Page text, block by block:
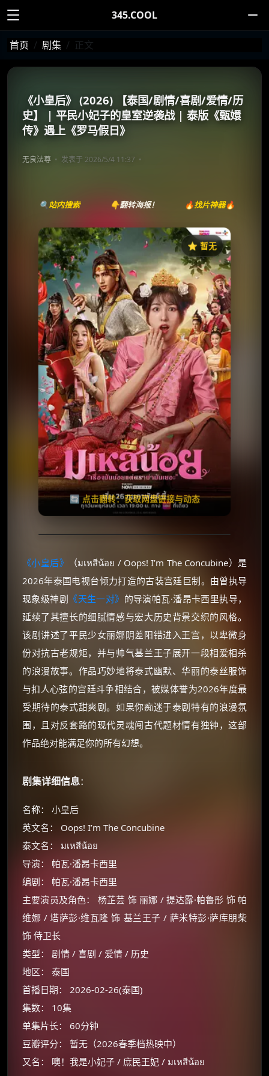
345.COOL
首页 剧集 正文
《小皇后》 (2026) 【泰国/剧情/喜剧/爱情/历
史】 | 平民小妃子的皇室逆袭战 | 泰版《甄嬛
传》遇上《罗马假日》
无良法尊 发表于 2026/5/4 11:37
🔍站内搜索 👇翻转海报！ 🔥找片神器🔥
⭐️ 暂无
🔄 点击翻转：获取网盘链接与动态
《มเหสีน้อย》
⭐
收藏
⭐️ 评分：暂无 | 🎬 2026年
✅ 已完结
夸克网盘
百度网盘
失效请反馈
🧧️
天天领红包
《小皇后》
（มเหสีน้อย / Oops! I’m The Concubine）是
2026年泰国电视台倾力打造的古装宫廷巨制。由曾执导
现象级神剧 《天生一对》 的导演帕瓦·潘昂卡西里执导，
延续了其擅长的细腻情感与宏大历史背景交织的风格。
该剧讲述了平民少女丽娜阴差阳错进入王宫，以卑微身
份对抗古老规矩，并与帅气基兰王子展开一段相爱相杀
的浪漫故事。作品巧妙地将泰式幽默、华丽的泰丝服饰
与扣人心弦的宫廷斗争相结合，被媒体誉为2026年度最
受期待的泰式甜爽剧。如果你痴迷于泰剧特有的浪漫氛
围，且对反套路的现代灵魂闯古代题材情有独钟，这部
作品绝对能满足你的所有幻想。
剧集详细信息：
名称： 小皇后
英文名： Oops! I’m The Concubine
泰文名： มเหสีน้อย
导演： 帕瓦·潘昂卡西里
编剧： 帕瓦·潘昂卡西里
主要演员及角色： 杨芷芸 饰 丽娜 / 提达露·帕鲁彤 饰 帕
维娜 / 塔萨彭·维瓦隆 饰 基兰王子 / 萨米特彭·萨库朋柴
饰 侍卫长
类型： 剧情 / 喜剧 / 爱情 / 历史
地区： 泰国
首播日期： 2026-02-26(泰国)
集数： 10集
单集片长： 60分钟
豆瓣评分： 暂无（2026春季档热映中）
又名： 噢！我是小妃子 / 庶民王妃 / มเหสีน้อย